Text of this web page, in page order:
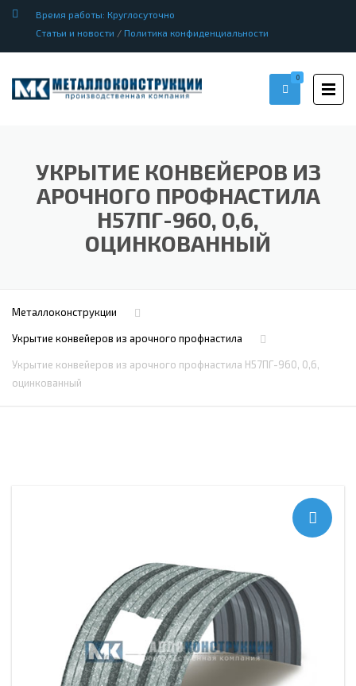
Время работы: Круглосуточно
Статьи и новости / Политика конфиденциальности
0
УКРЫТИЕ КОНВЕЙЕРОВ ИЗ
АРОЧНОГО ПРОФНАСТИЛА
Н57ПГ-960, 0,6,
ОЦИНКОВАННЫЙ
Металлоконструкции
Укрытие конвейеров из арочного профнастила
Укрытие конвейеров из арочного профнастила Н57ПГ-960, 0,6,
оцинкованный